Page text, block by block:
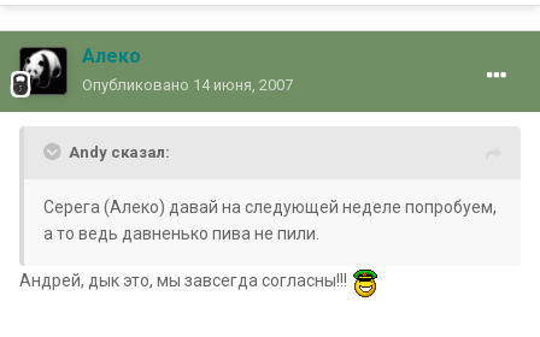
Алеко
Опубликовано 14 июня, 2007
Andy сказал:
Серега (Алеко) давай на следующей неделе попробуем,
а то ведь давненько пива не пили.
Андрей, дык это, мы завсегда согласны!!!